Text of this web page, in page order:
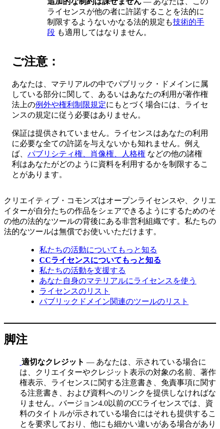
ライセンスが他の者に許諾することを法的に
制限するようないかなる法的規定も技術的手
段 も適用してはなりません。
ご注意：
あなたは、マテリアルの中でパブリック・ドメインに属
している部分に関して、あるいはあなたの利用が著作権
法上の例外や権利制限規定にもとづく場合には、ライセ
ンスの規定に従う必要はありません。
保証は提供されていません。ライセンスはあなたの利用
に必要な全ての許諾を与えないかも知れません。例え
ば、 パブリシティ権、肖像権、人格権 などの他の諸権
利はあなたがどのように資料を利用するかを制限するこ
とがあります。
クリエイティブ・コモンズはオープンライセンスや、クリエ
イターが自分たちの作品をシェアできるようにするためのそ
の他の法的なツールの背後にある非営利組織です。私たちの
法的なツールは無償でお使いいただけます。
私たちの活動についてもっと知る
CCライセンスについてもっと知る
私たちの活動を支援する
あなた自身のマテリアルにライセンスを使う
ライセンスのリスト
パブリックドメイン関連のツールのリスト
脚注
適切なクレジット — あなたは、示されている場合に
は、クリエイターやクレジット表示の対象の名前、著作
権表示、ライセンスに関する注意書き、免責事項に関す
る注意書き、および資料へのリンクを提供しなければな
りません。バージョン4.0以前のCCライセンスでは、資
料のタイトルが示されている場合にはそれも提供するこ
とを要求しており、他にも細かい違いがある場合があり